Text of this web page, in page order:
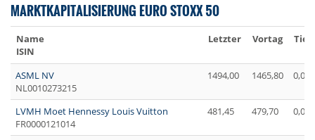
MARKTKAPITALISIERUNG EURO STOXX 50
Name
ISIN
Letzter Vortag Tief
ASML NV
NL0010273215
1494,00 1465,80 0,00
LVMH Moet Hennessy Louis Vuitton
FR0000121014
481,45 479,70 0,00